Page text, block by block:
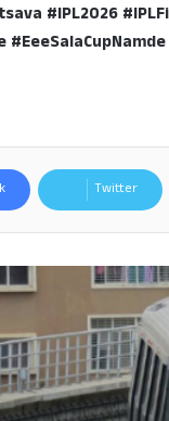
#IPL2026
Twitter